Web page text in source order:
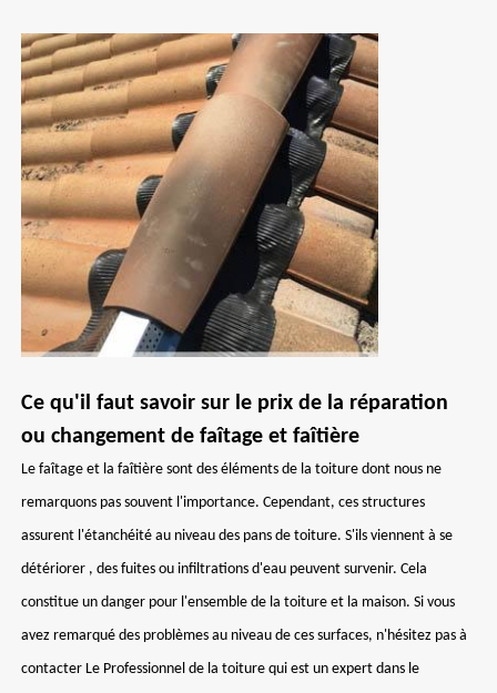
Ce qu'il faut savoir sur le prix de la réparation
ou changement de faîtage et faîtière
Le faîtage et la faîtière sont des éléments de la toiture dont nous ne
remarquons pas souvent l'importance. Cependant, ces structures
assurent l'étanchéité au niveau des pans de toiture. S'ils viennent à se
détériorer , des fuites ou infiltrations d'eau peuvent survenir. Cela
constitue un danger pour l'ensemble de la toiture et la maison. Si vous
avez remarqué des problèmes au niveau de ces surfaces, n'hésitez pas à
contacter Le Professionnel de la toiture qui est un expert dans le